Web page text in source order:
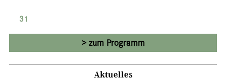
31
zum Programm
Aktuelles